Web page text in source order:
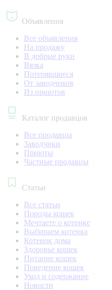
Объявления
Все объявления
На продажу
В добрые руки
Вязка
Потерявшиеся
От заводчиков
Из приютов
Каталог продавцов
Все продавцы
Заводчики
Приюты
Частные продавцы
Статьи
Все статьи
Породы кошек
Мечтаете о котенке
Выбираем котенка
Котенок дома
Здоровье кошек
Питание кошек
Поведение кошек
Уход и содержание
Новости